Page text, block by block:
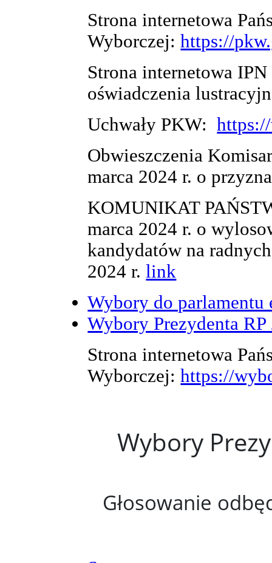
Strona internetowa
Wyborczej:https://
Strona internetowa
oświadczenia
Uchwały PKW:
Obwieszczenia
marca 2024 r. o
KOMUNIKAT
marca 2024 r. o
kandydatów na
2024 r.link
Wybory do parlamentu
Wybory Prezydenta
Strona internetowa
Wyborczej:https://
Wybory
Głosowanie